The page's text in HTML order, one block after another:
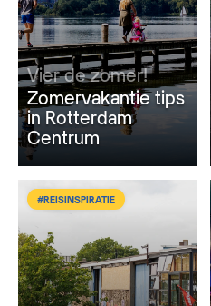
Vier de zomer!
Zomervakantie tips
in Rotterdam
Centrum
#REISINSPIRATIE